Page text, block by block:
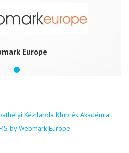
Europe
Kézilabda Klub és Akadémia
by Webmark Europe